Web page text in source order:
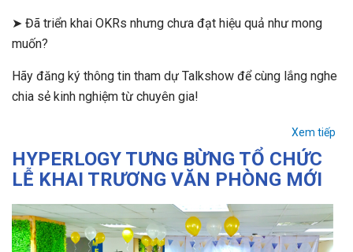
➤ Đã triển khai OKRs nhưng chưa đạt hiệu quả như mong
muốn?
Hãy đăng ký thông tin tham dự Talkshow để cùng lắng nghe
chia sẻ kinh nghiệm từ chuyên gia!
Xem tiếp
HYPERLOGY TƯNG BỪNG TỔ CHỨC
LỄ KHAI TRƯƠNG VĂN PHÒNG MỚI